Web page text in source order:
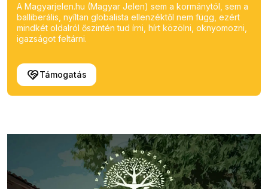
A Magyarjelen.hu (Magyar Jelen) sem a kormánytól, sem a
balliberális, nyíltan globalista ellenzéktől nem függ, ezért
mindkét oldalról őszintén tud írni, hírt közölni, oknyomozni,
igazságot feltárni.
Támogatás